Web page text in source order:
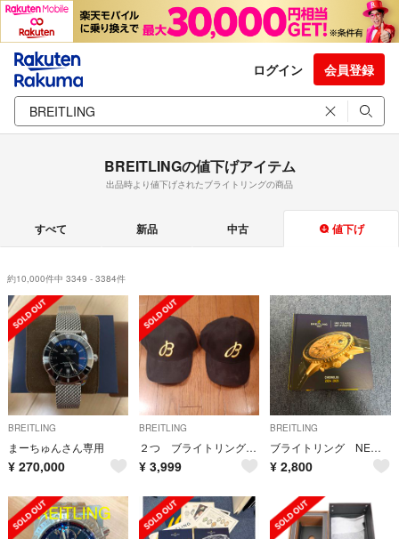
ログイン 会員登録
BREITLINGの値下げアイテム
出品時より値下げされたブライトリングの商品
すべて 新品 中古 値下げ
約10,000件中 3349 - 3384件
BREITLING
まーちゅんさん専用
¥ 270,000
BREITLING
２つ ブライトリング キャップ 帽子 ペア
¥ 3,999
BREITLING
ブライトリング NEWカタログ 新品未使用 時計 モデル 限定価格 レア物 希少
¥ 2,800